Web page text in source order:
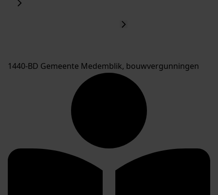
1440-BD Gemeente Medemblik, bouwvergunningen